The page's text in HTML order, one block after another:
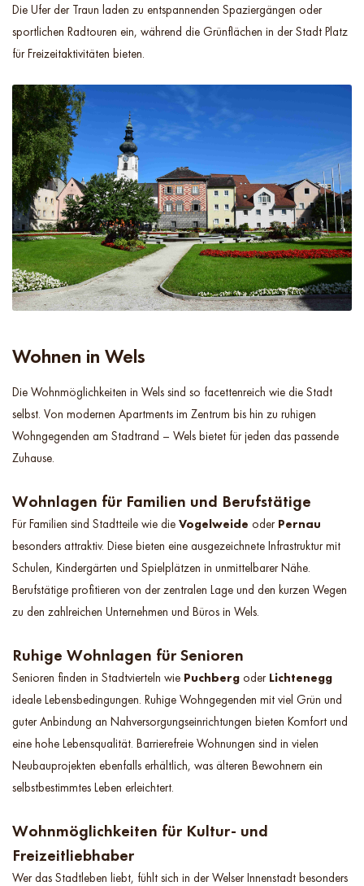
Die Ufer der Traun laden zu entspannenden Spaziergängen oder
sportlichen Radtouren ein, während die Grünflächen in der Stadt Platz
für Freizeitaktivitäten bieten.
Wohnen in Wels
Die Wohnmöglichkeiten in Wels sind so facettenreich wie die Stadt
selbst. Von modernen Apartments im Zentrum bis hin zu ruhigen
Wohngegenden am Stadtrand – Wels bietet für jeden das passende
Zuhause.
Wohnlagen für Familien und Berufstätige
Für Familien sind Stadtteile wie die Vogelweide oder Pernau
besonders attraktiv. Diese bieten eine ausgezeichnete Infrastruktur mit
Schulen, Kindergärten und Spielplätzen in unmittelbarer Nähe.
Berufstätige profitieren von der zentralen Lage und den kurzen Wegen
zu den zahlreichen Unternehmen und Büros in Wels.
Ruhige Wohnlagen für Senioren
Senioren finden in Stadtvierteln wie Puchberg oder Lichtenegg
ideale Lebensbedingungen. Ruhige Wohngegenden mit viel Grün und
guter Anbindung an Nahversorgungseinrichtungen bieten Komfort und
eine hohe Lebensqualität. Barrierefreie Wohnungen sind in vielen
Neubauprojekten ebenfalls erhältlich, was älteren Bewohnern ein
selbstbestimmtes Leben erleichtert.
Wohnmöglichkeiten für Kultur- und
Freizeitliebhaber
Wer das Stadtleben liebt, fühlt sich in der Welser Innenstadt besonders